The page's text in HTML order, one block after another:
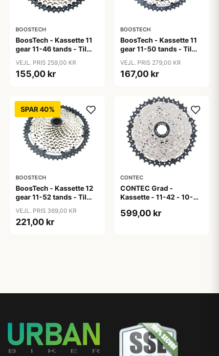
BOOSTECH
BoosTech - Kassette 11
gear 11-46 tands - Til
gearsystem
VEJL. PRIS 259,00 KR
155,00 kr
BOOSTECH
BoosTech - Kassette 11
gear 11-50 tands - Til
gearsystem
VEJL. PRIS 279,00 KR
167,00 kr
SPAR 40%
BOOSTECH
BoosTech - Kassette 12
gear 11-52 tands - Til
VEJL. PRIS 369,00 KR
221,00 kr
CONTEC
CONTEC Grad -
Kassette - 11-42 - 10-
- Sølv/Sort
599,00 kr